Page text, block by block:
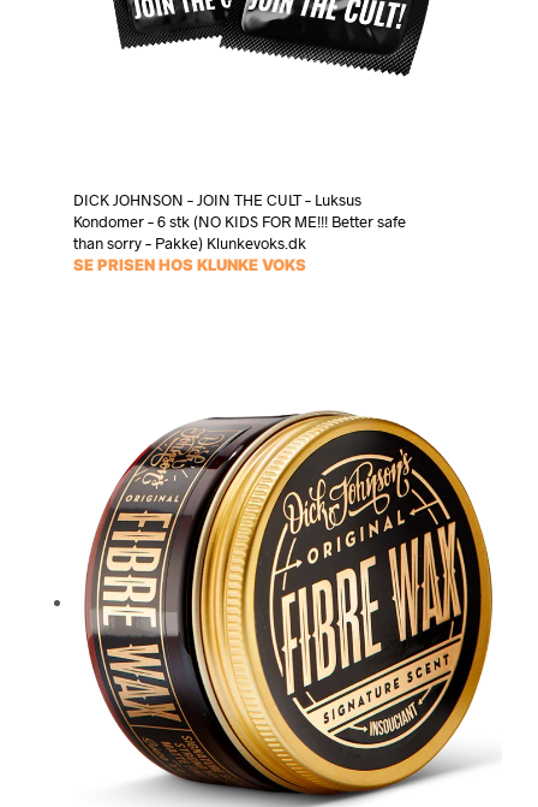
DICK JOHNSON – JOIN THE CULT – Luksus
Kondomer – 6 stk (NO KIDS FOR ME!!! Better safe
than sorry – Pakke) Klunkevoks.dk
SE PRISEN HOS KLUNKE VOKS